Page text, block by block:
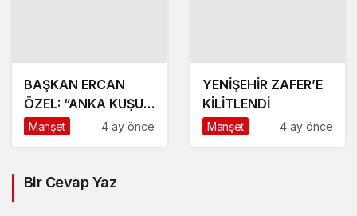
BAŞKAN ERCAN
ÖZEL: “ANKA KUŞU
GİBİ KÜLLERİMİZDEN
Manşet 4 ay önce
YENİŞEHİR ZAFER’E
KİLİTLENDİ
Manşet 4 ay önce
Bir Cevap Yaz